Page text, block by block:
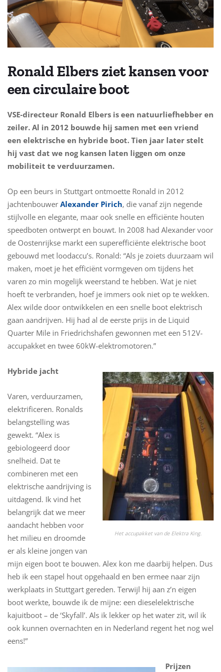
Ronald Elbers ziet kansen voor
een circulaire boot
VSE-directeur Ronald Elbers is een natuurliefhebber en
zeiler. Al in 2012 bouwde hij samen met een vriend
een elektrische en hybride boot. Tien jaar later stelt
hij vast dat we nog kansen laten liggen om onze
mobiliteit te verduurzamen.
Op een beurs in Stuttgart ontmoette Ronald in 2012
jachtenbouwer Alexander Pirich, die vanaf zijn negende
stijlvolle en elegante, maar ook snelle en efficiënte houten
speedboten ontwerpt en bouwt. In 2008 had Alexander voor
de Oostenrijkse markt een superefficiënte elektrische boot
gebouwd met loodaccu’s. Ronald: “Als je zoiets duurzaam wil
maken, moet je het efficiënt vormgeven om tijdens het
varen zo min mogelijk weerstand te hebben. Wat je niet
hoeft te verbranden, hoef je immers ook niet op te wekken.
Alex wilde door ontwikkelen en een snelle boot elektrisch
gaan aandrijven. Hij had al de eerste prijs in de Liquid
Quarter Mile in Friedrichshafen gewonnen met een 512V-
accupakket en twee 60kW-elektromotoren.”
Het accupakket van de Elektra King.
Hybride jacht
Varen, verduurzamen,
elektrificeren. Ronalds
belangstelling was
gewekt. “Alex is
gebiologeerd door
snelheid. Dat te
combineren met een
elektrische aandrijving is
uitdagend. Ik vind het
belangrijk dat we meer
aandacht hebben voor
het milieu en droomde
er als kleine jongen van
mijn eigen boot te bouwen. Alex kon me daarbij helpen. Dus
heb ik een stapel hout opgehaald en ben ermee naar zijn
werkplaats in Stuttgart gereden. Terwijl hij aan z’n eigen
boot werkte, bouwde ik de mijne: een dieselelektrische
kajuitboot – de ‘Skyfall’. Als ik lekker op het water zit, wil ik
ook kunnen overnachten en in Nederland regent het nog wel
eens!”
Prijzen